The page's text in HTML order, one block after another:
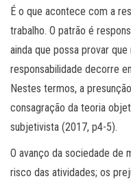
É o que acontece com a
trabalho. O patrão é
ainda que possa provar
responsabilidade decorre
Nestes termos, a
consagração da teoria
subjetivista (2017, p4-5).
O avanço da sociedade de
risco das atividades; os